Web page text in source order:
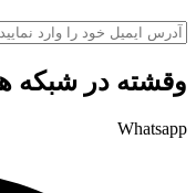
وقشته در شبکه
Whatsapp